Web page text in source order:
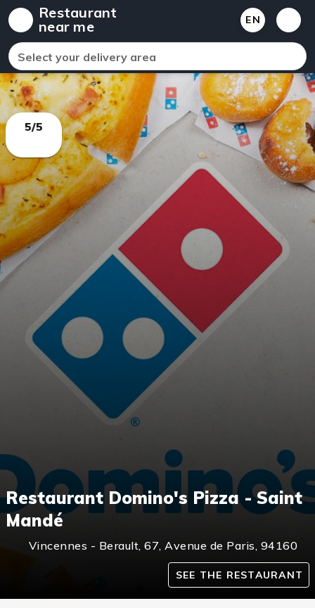
Restaurant
near me
EN
Select your delivery area
5/5
Restaurant Domino's Pizza - Saint
Mandé
Vincennes - Berault, 67, Avenue de Paris, 94160
SEE THE RESTAURANT